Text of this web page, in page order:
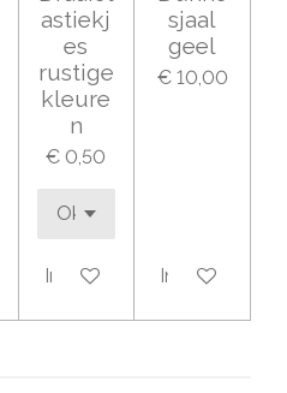
op de hoogte
astiekj
es
rustige
kleure
n
€ 0,50
In winkelwagen
sjaal
geel
€ 10,00
In